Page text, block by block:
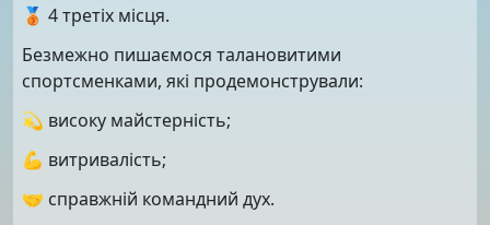
🥉 4 третіх місця.
Безмежно пишаємося талановитими
спортсменками, які продемонстрували:
💫 високу майстерність;
💪 витривалість;
🤝 справжній командний дух.